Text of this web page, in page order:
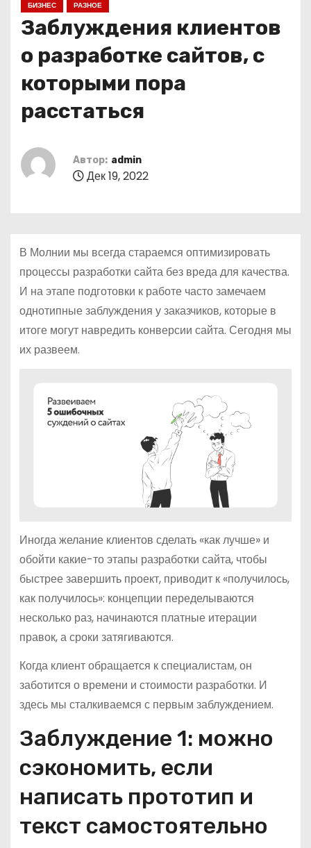
БИЗНЕС РАЗНОЕ
Заблуждения клиентов
о разработке сайтов, с
которыми пора
расстаться
Автор: admin
Дек 19, 2022
В Молнии мы всегда стараемся оптимизировать
процессы разработки сайта без вреда для качества.
И на этапе подготовки к работе часто замечаем
однотипные заблуждения у заказчиков, которые в
итоге могут навредить конверсии сайта. Сегодня мы
их развеем.
Иногда желание клиентов сделать «как лучше» и
обойти какие-то этапы разработки сайта, чтобы
быстрее завершить проект, приводит к «получилось,
как получилось»: концепции переделываются
несколько раз, начинаются платные итерации
правок, а сроки затягиваются.
Когда клиент обращается к специалистам, он
заботится о времени и стоимости разработки. И
здесь мы сталкиваемся с первым заблуждением.
Заблуждение 1: можно
сэкономить, если
написать прототип и
текст самостоятельно